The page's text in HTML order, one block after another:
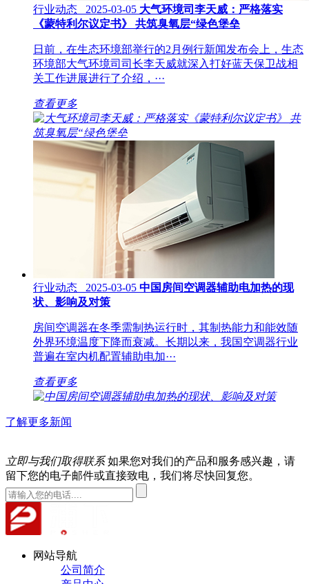
行业动态 2025-03-05 大气环境司李天威：严格落实
《蒙特利尔议定书》 共筑臭氧层“绿色堡垒
日前，在生态环境部举行的2月例行新闻发布会上，生态
环境部大气环境司司长李天威就深入打好蓝天保卫战相
关工作进展进行了介绍，···
查看更多
行业动态 2025-03-05 中国房间空调器辅助电加热的现
状、影响及对策
房间空调器在冬季需制热运行时，其制热能力和能效随
外界环境温度下降而衰减。长期以来，我国空调器行业
普遍在室内机配置辅助电加···
查看更多
了解更多新闻
立即与我们取得联系 如果您对我们的产品和服务感兴趣，请
留下您的电子邮件或直接致电，我们将尽快回复您。
网站导航
公司简介